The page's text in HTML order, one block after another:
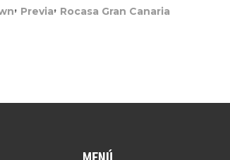
, Previa, Rocasa Gran Canaria